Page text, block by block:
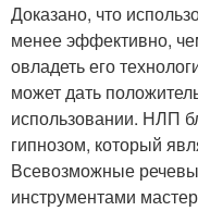
Доказано, что
менее эффективно,
овладеть его
может дать
использовании. НЛП
гипнозом, который
Всевозможные
инструментами